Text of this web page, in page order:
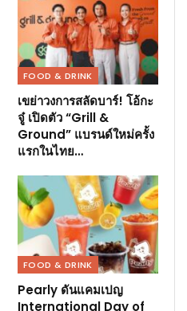
FOOD & DRINK
เขย่าวงการสลัดบาร์! โอ้กะ
จู๋ เปิดตัว “Grill &
Ground” แบรนด์ใหม่ครั้ง
แรกในไทย…
FOOD & DRINK
Pearly ดันแคมเปญ
International Day of